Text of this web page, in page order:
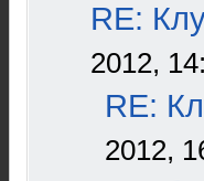
RE:
2012,
RE:
2012,